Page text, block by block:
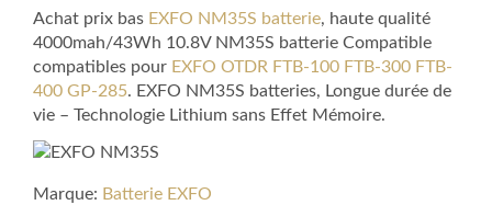
Achat prix bas EXFO NM35S batterie, haute qualité
4000mah/43Wh 10.8V NM35S batterie Compatible
compatibles pour EXFO OTDR FTB-100 FTB-300 FTB-
400 GP-285. EXFO NM35S batteries, Longue durée de
vie – Technologie Lithium sans Effet Mémoire.
Marque: Batterie EXFO